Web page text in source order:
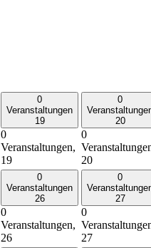
0
Veranstaltungen
19
0
Veranstaltungen,
19
0
20
0
20
0
Veranstaltungen
26
0
Veranstaltungen,
26
0
27
0
27